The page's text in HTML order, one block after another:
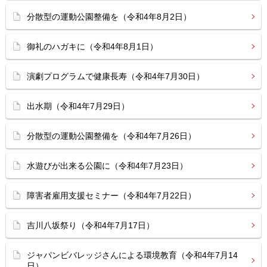
分散型の運動公園整備を（令和4年8月2日）
御礼のハガキに（令和4年8月1日）
演劇プログラムで健康長寿（令和4年7月30日）
出水期（令和4年7月29日）
分散型の運動公園整備を（令和4年7月26日）
水遊びが出来る公園に（令和4年7月23日）
障害者雇用支援セミナー（令和4年7月22日）
吉川八坂祭り（令和4年7月17日）
ジャパンビバレッジさんによる環境教育（令和4年7月14